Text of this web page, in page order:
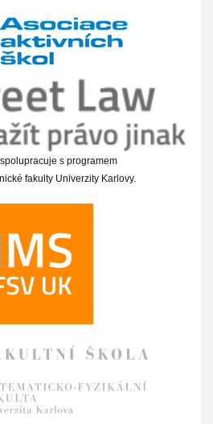
s programem
fakulty Univerzity Karlovy.